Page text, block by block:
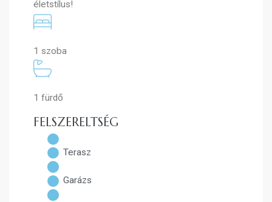
életstílus!
1 szoba
1 fürdő
FELSZERELTSÉG
Terasz
Garázs